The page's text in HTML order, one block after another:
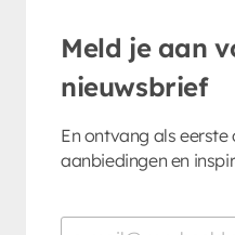
Meld je aan
nieuwsbrief
En ontvang als eerste
aanbiedingen en